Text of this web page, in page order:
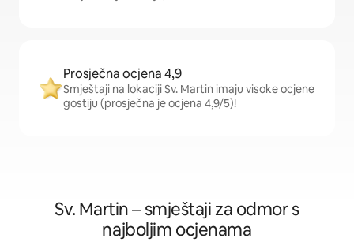
Prosječna ocjena 4,9
Smještaji na lokaciji Sv. Martin imaju visoke ocjene
gostiju (prosječna je ocjena 4,9/5)!
Sv. Martin – smještaji za odmor s
najboljim ocjenama